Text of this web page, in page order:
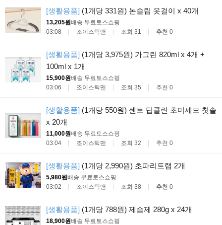
[생활용품] (1개당 331원) 논슬립 옷걸이 x 40개
13,205원배송 무료토스쇼핑
03:08
조이스틱맨 조회 31 추천 0
[생활용품] (1개당 3,975원) 가그린 820ml x 4개 +
100ml x 1개
15,900원배송 무료토스쇼핑
03:06
조이스틱맨 조회 35 추천 0
[생활용품] (1개당 550원) 센토 딥클린 초미세모 칫솔
x 20개
11,000원배송 무료토스쇼핑
03:04
조이스틱맨 조회 32 추천 0
[생활용품] (1개당 2,990원) 초파리트랩 2개
5,980원배송 무료토스쇼핑
03:02
조이스틱맨 조회 38 추천 0
[생활용품] (1개당 788원) 제습제 280g x 24개
18,900원배송 무료토스쇼핑